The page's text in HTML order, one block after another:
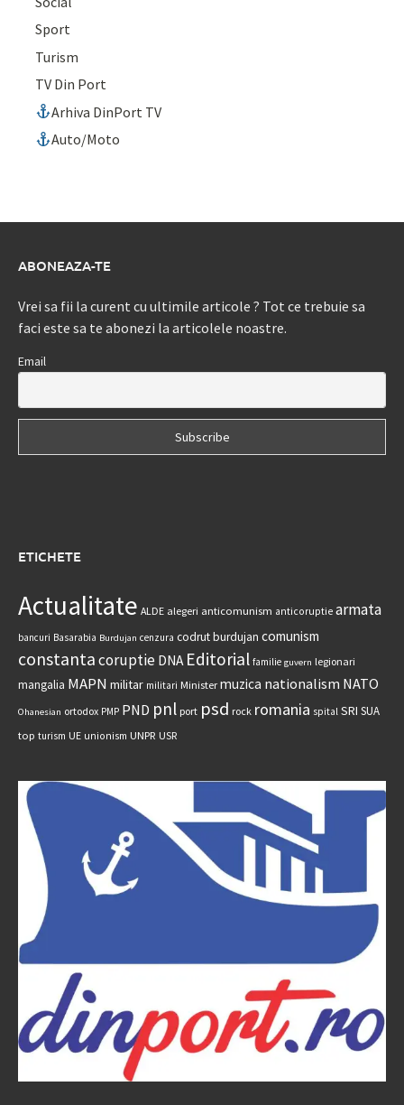
Sport
Turism
TV Din Port
Arhiva DinPort TV
Auto/Moto
ABONEAZA-TE
Vrei sa fii la curent cu ultimile articole ? Tot ce trebuie sa
faci este sa te abonezi la articolele noastre.
Email
ETICHETE
Actualitate ALDE alegeri anticomunism anticoruptie armata
bancuri Basarabia Burdujan cenzura codrut burdujan comunism
constantacoruptie DNA Editorial familie guvern legionari
mangalia MAPN militar militari Minister muzica nationalism NATO
Ohanesian ortodox PMP PND pnl port psd rock romania spital SRI SUA
top turism UE unionism UNPR USR